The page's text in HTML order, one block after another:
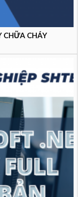
CHỮA CHÁY